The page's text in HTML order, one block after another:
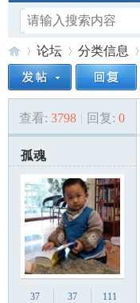
美»
论坛
›
分类信息
查看: 3798 | 回复: 0
孤魂
37
37
111